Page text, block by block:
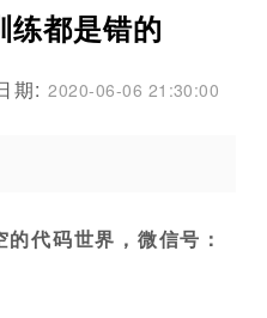
练都是错的
期:2020-06-06 21:30:00
代码世界，微信号：